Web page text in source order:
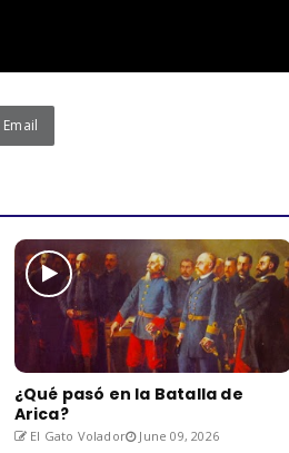
Email
¿Qué pasó en la Batalla de
Arica?
El Gato Volador June 09, 2026